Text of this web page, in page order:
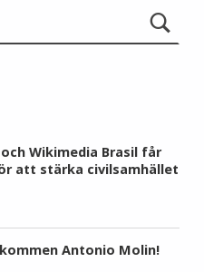
Wikimedia Brasil får
att stärka civilsamhället
Antonio Molin!